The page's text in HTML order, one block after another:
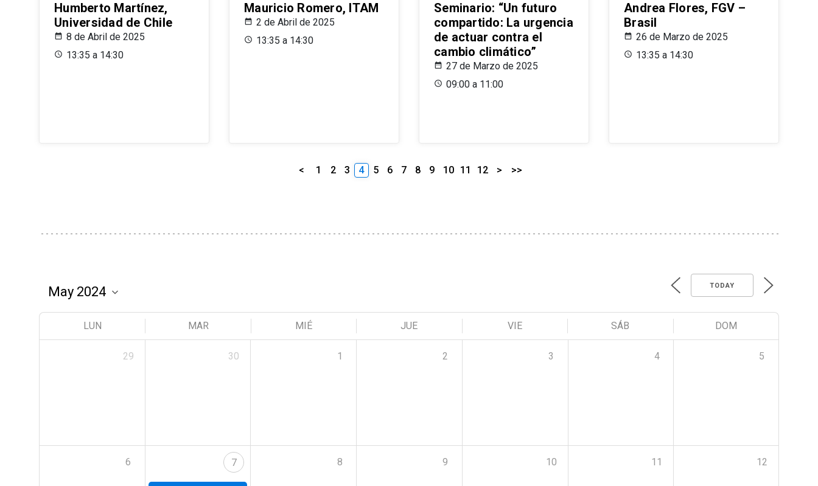
Humberto Martínez,
Universidad de Chile
8 de Abril de 2025
13:35 a 14:30
Mauricio Romero, ITAM
2 de Abril de 2025
13:35 a 14:30
Seminario: “Un futuro
compartido: La urgencia
de actuar contra el
cambio climático”
27 de Marzo de 2025
09:00 a 11:00
Andrea Flores, FGV –
Brasil
26 de Marzo de 2025
13:35 a 14:30
< 1 2 3 4 5 6 7 8 9 10 11 12 > >>
TODAY
LUN MAR MIÉ JUE VIE SÁB DOM
29 30 1 2 3 4 5
6 7 8 9 10 11 12